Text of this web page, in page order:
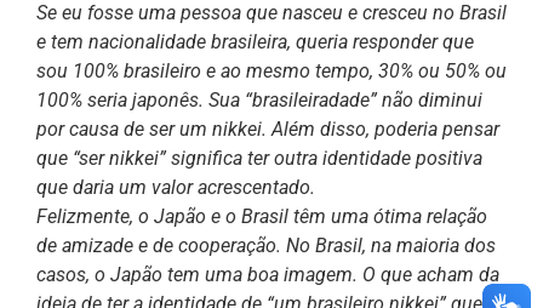
Se eu fosse uma pessoa que nasceu e cresceu no Brasil
e tem nacionalidade brasileira, queria responder que
sou 100% brasileiro e ao mesmo tempo, 30% ou 50% ou
100% seria japonês. Sua “brasileiradade” não diminui
por causa de ser um nikkei. Além disso, poderia pensar
que “ser nikkei” significa ter outra identidade positiva
que daria um valor acrescentado.
Felizmente, o Japão e o Brasil têm uma ótima relação
de amizade e de cooperação. No Brasil, na maioria dos
casos, o Japão tem uma boa imagem. O que acham da